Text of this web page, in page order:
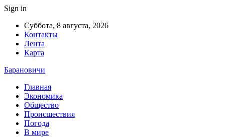
Sign in
Суббота, 8 августа, 2026
Контакты
Лента
Карта
Барановичи
Главная
Экономика
Общество
Происшествия
Погода
В мире